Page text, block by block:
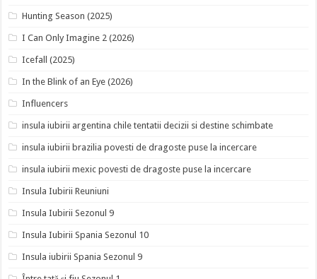
Hunting Season (2025)
I Can Only Imagine 2 (2026)
Icefall (2025)
In the Blink of an Eye (2026)
Influencers
insula iubirii argentina chile tentatii decizii si destine schimbate
insula iubirii brazilia povesti de dragoste puse la incercare
insula iubirii mexic povesti de dragoste puse la incercare
Insula Iubirii Reuniuni
Insula Iubirii Sezonul 9
Insula Iubirii Spania Sezonul 10
Insula iubirii Spania Sezonul 9